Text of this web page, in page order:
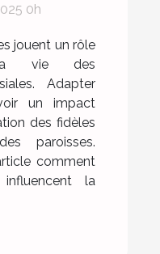
des
0h
jouent un rôle
la vie des
Adapter
un impact
des fidèles
paroisses.
comment
la